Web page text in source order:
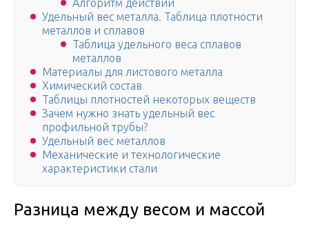
Алгоритм действий
Удельный вес металла. Таблица плотности
металлов и сплавов
Таблица удельного веса сплавов
металлов
Материалы для листового металла
Химический состав
Таблицы плотностей некоторых веществ
Зачем нужно знать удельный вес
профильной трубы?
Удельный вес металлов
Механические и технологические
характеристики стали
Разница между весом и массой